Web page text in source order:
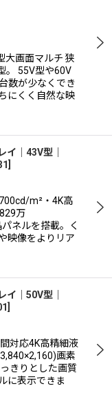
大画面マルチ 狭
。 55V型や60V
数が少なくでき
にくく自然な映
イ｜43V型｜
m²・4K高
万
ネルを搭載。く
映像をよりリア
イ｜50V型｜
対応4K高精細液
画素
きりとした画質
に表示できま